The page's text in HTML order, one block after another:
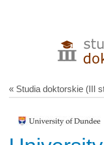
« Studia doktorskie (III